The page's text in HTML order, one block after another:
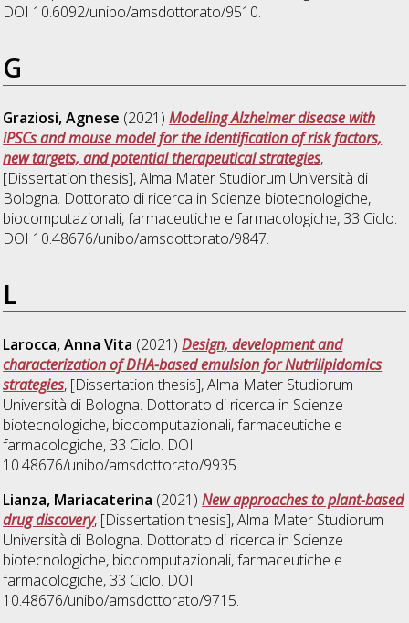
DOI 10.6092/unibo/amsdottorato/9510.
G
Graziosi, Agnese (2021)Modeling Alzheimer disease with
iPSCs and mouse model for the identification of risk factors,
new targets, and potential therapeutical strategies,
[Dissertation thesis], Alma Mater Studiorum Università di
Bologna. Dottorato di ricerca in Scienze biotecnologiche,
biocomputazionali, farmaceutiche e farmacologiche, 33 Ciclo.
DOI 10.48676/unibo/amsdottorato/9847.
L
Larocca, Anna Vita (2021)Design, development and
characterization of DHA-based emulsion for Nutrilipidomics
strategies, [Dissertation thesis], Alma Mater Studiorum
Università di Bologna. Dottorato di ricerca in Scienze
biotecnologiche, biocomputazionali, farmaceutiche e
farmacologiche, 33 Ciclo. DOI
10.48676/unibo/amsdottorato/9935.
Lianza, Mariacaterina (2021)New approaches to plant-based
drug discovery, [Dissertation thesis], Alma Mater Studiorum
Università di Bologna. Dottorato di ricerca in Scienze
biotecnologiche, biocomputazionali, farmaceutiche e
farmacologiche, 33 Ciclo. DOI
10.48676/unibo/amsdottorato/9715.